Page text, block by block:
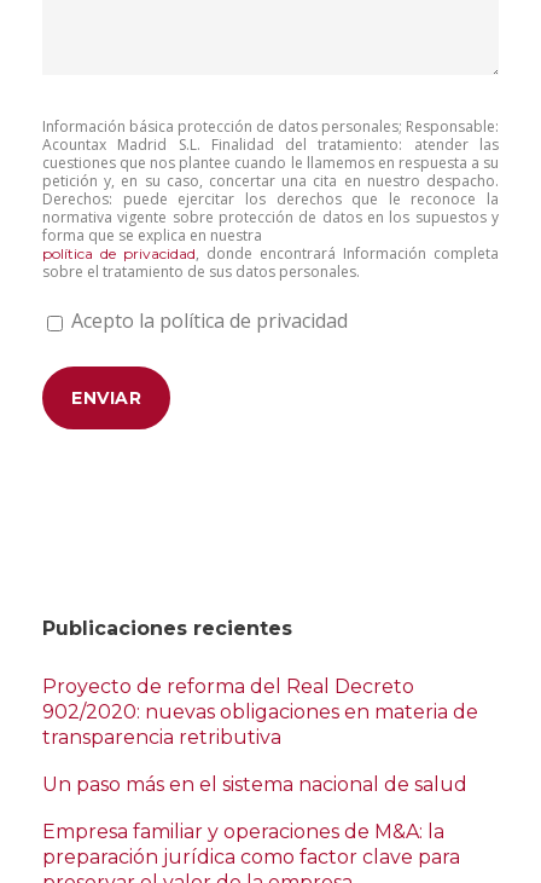
Información básica protección de datos personales; Responsable:
Acountax Madrid S.L. Finalidad del tratamiento: atender las
cuestiones que nos plantee cuando le llamemos en respuesta a su
petición y, en su caso, concertar una cita en nuestro despacho.
Derechos: puede ejercitar los derechos que le reconoce la
normativa vigente sobre protección de datos en los supuestos y
forma que se explica en nuestra
política de privacidad, donde encontrará Información completa
sobre el tratamiento de sus datos personales.
Acepto la política de privacidad
Publicaciones recientes
Proyecto de reforma del Real Decreto
902/2020: nuevas obligaciones en materia de
transparencia retributiva
Un paso más en el sistema nacional de salud
Empresa familiar y operaciones de M&A: la
preparación jurídica como factor clave para